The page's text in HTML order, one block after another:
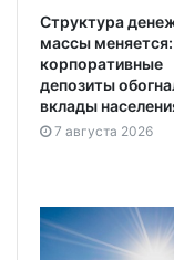
Структура
массы меняется:
корпоративные
депозиты
вклады
7 августа 2026